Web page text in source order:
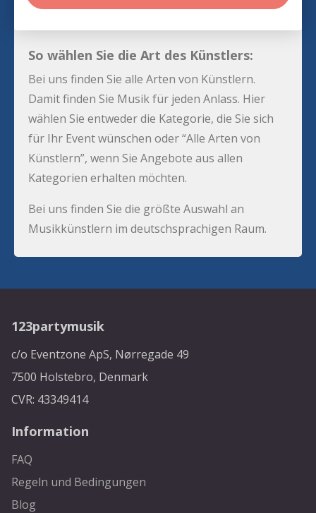
So wählen Sie die Art des Künstlers:
Bei uns finden Sie alle Arten von Künstlern.
Damit finden Sie Musik für jeden Anlass. Hier
wählen Sie entweder die Kategorie, die Sie sich
für Ihr Event wünschen oder “Alle Arten von
Künstlern”, wenn Sie Angebote aus allen
Kategorien erhalten möchten.
Bei uns finden Sie die größte Auswahl an
Musikkünstlern im deutschsprachigen Raum.
123partymusik
c/o Eventzone ApS, Nørregade 49
7500 Holstebro, Denmark
CVR: 43349414
Information
FAQ
Regeln und Bedingungen
Blog